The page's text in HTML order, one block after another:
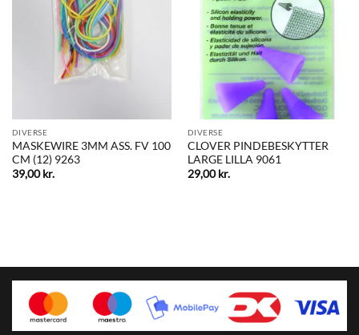
DIVERSE
MASKEWIRE 3MM ASS. FV 100
CM (12) 9263
39,00kr.
DIVERSE
CLOVER PINDEBESKYTTER
LARGE LILLA 9061
29,00kr.